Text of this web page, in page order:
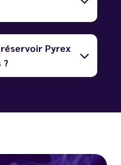
Pyrex
?